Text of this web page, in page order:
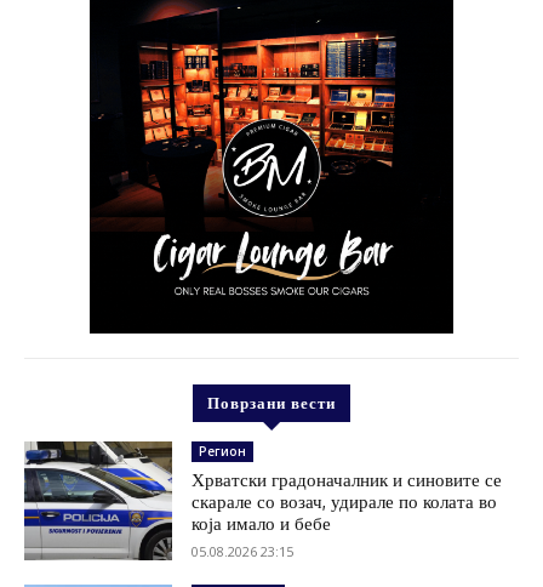
Поврзани вести
Регион
Хрватски градоначалник и синовите се
скарале со возач, удирале по колата во
која имало и бебе
05.08.2026 23:15